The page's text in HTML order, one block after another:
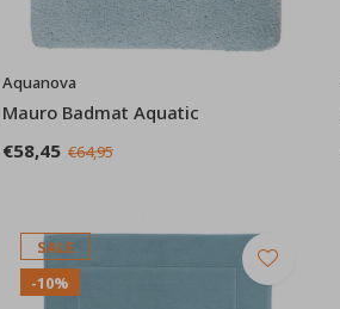
Aquanova
Mauro Badmat Aquatic
€58,45 €64,95
SALE
-10%